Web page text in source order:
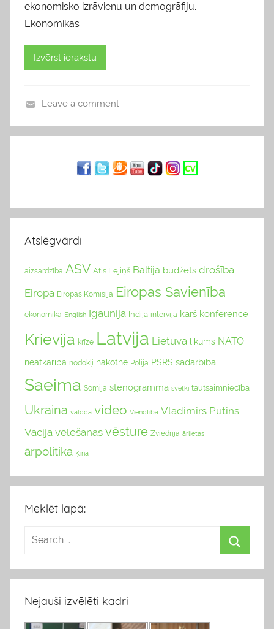
ekonomisko izrāvienu un demogrāfiju.
Ekonomikas
Izvērst ierakstu
l
Leave a comment
Atslēgvārdi
aizsardzība ASV Atis Lejiņš Baltija budžets drošība
Eiropa Eiropas Komisija Eiropas Savienība
ekonomika English Igaunija Indija intervija karš konference
Krievija krīze Latvija Lietuva likums NATO
neatkarība nodokļi nākotne Polija PSRS sadarbība
Saeima Somija stenogramma svētki tautsaimniecība
Ukraina valoda video Vienotība Vladimirs Putins
Vācija vēlēšanas vēsture Zviedrija ārlietas
ārpolitika Ķīna
Meklēt lapā:
Nejauši izvēlēti kadri